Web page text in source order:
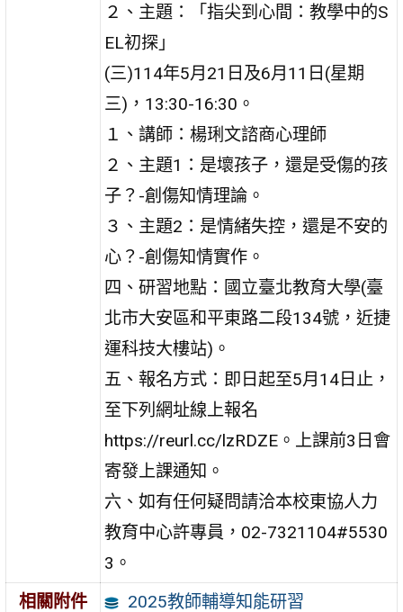
２、主題：「指尖到心間：教學中的S
EL初探」
(三)114年5月21日及6月11日(星期
三)，13:30-16:30。
１、講師：楊琍文諮商心理師
２、主題1：是壞孩子，還是受傷的孩
子？-創傷知情理論。
３、主題2：是情緒失控，還是不安的
心？-創傷知情實作。
四、研習地點：國立臺北教育大學(臺
北市大安區和平東路二段134號，近捷
運科技大樓站)。
五、報名方式：即日起至5月14日止，
至下列網址線上報名
https://reurl.cc/lzRDZE。上課前3日會
寄發上課通知。
六、如有任何疑問請洽本校東協人力
教育中心許專員，02-7321104#5530
3。
相關附件
2025教師輔導知能研習